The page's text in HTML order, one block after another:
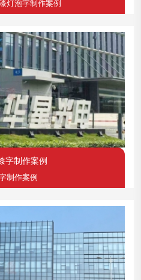
灯泡字制作案例
字制作案例
制作案例